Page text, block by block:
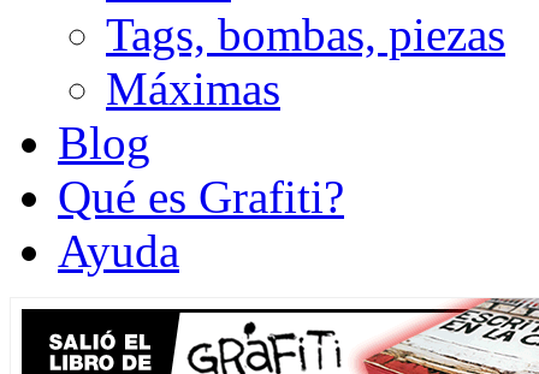
Tags, bombas, piezas
Máximas
Blog
Qué es Grafiti?
Ayuda